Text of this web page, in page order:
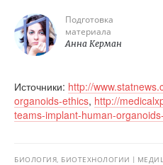
Подготовка
материала
Анна Керман
Источники: http://
organoids-ethics, http://
teams-implant-human-
БИОЛОГИЯ, БИОТЕХНОЛОГИИ